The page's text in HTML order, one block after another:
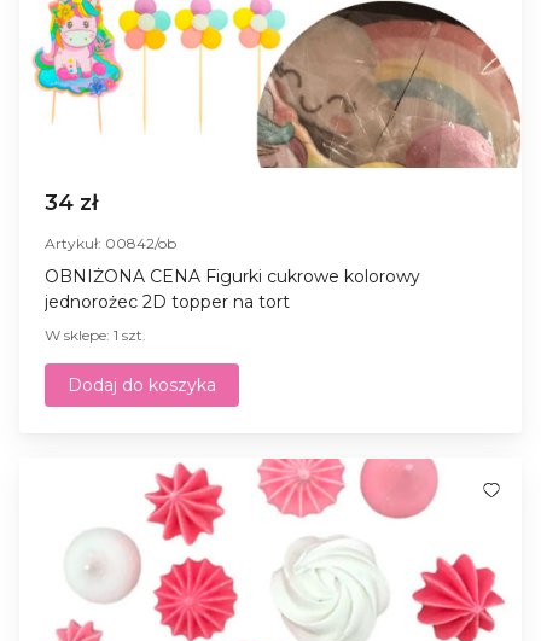
34 zł
Artykuł: 00842/ob
OBNIŻONA CENA Figurki cukrowe kolorowy
jednorożec 2D topper na tort
W sklepe: 1 szt.
Dodaj do koszyka